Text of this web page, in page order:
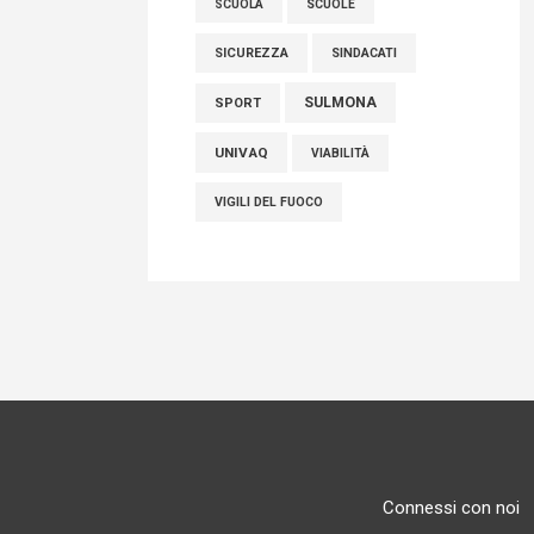
SCUOLA SCUOLE
SICUREZZA SINDACATI
SPORT SULMONA
UNIVAQ VIABILITÀ
VIGILI DEL FUOCO
Connessi con noi